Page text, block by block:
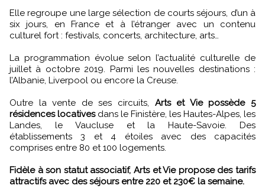
Elle regroupe une large sélection de courts séjours, d’un à
six jours, en France et à l’étranger avec un contenu
culturel fort : festivals, concerts, architecture, arts…
La programmation évolue selon l’actualité culturelle de
juillet à octobre 2019. Parmi les nouvelles destinations :
l’Albanie, Liverpool ou encore la Creuse.
Outre la vente de ses circuits, Arts et Vie possède 5
résidences locativesdans le Finistère, les Hautes-Alpes, les
Landes, le Vaucluse et la Haute-Savoie. Des
établissements 3 et 4 étoiles avec des capacités
comprises entre 80 et 100 logements.
Fidèle à son statut associatif, Arts et Vie propose des tarifs
attractifs avec des séjours entre 220 et 230€ la semaine.